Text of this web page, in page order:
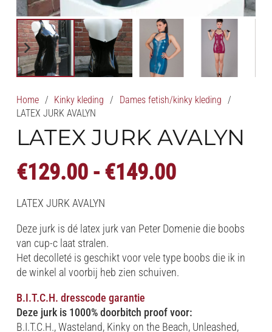
Home / Kinky kleding / Dames fetish/kinky kleding
/
LATEX JURK AVALYN
LATEX JURK AVALYN
€129.00 - €149.00
LATEX JURK AVALYN
Deze jurk is dé latex jurk van Peter Domenie die boobs
van cup-c laat stralen.
Het decolleté is geschikt voor vele type boobs die ik in
de winkel al voorbij heb zien schuiven.
B.I.T.C.H. dresscode garantie
Deze jurk is 1000% doorbitch proof voor:
B.I.T.C.H., Wasteland, Kinky on the Beach, Unleashed,